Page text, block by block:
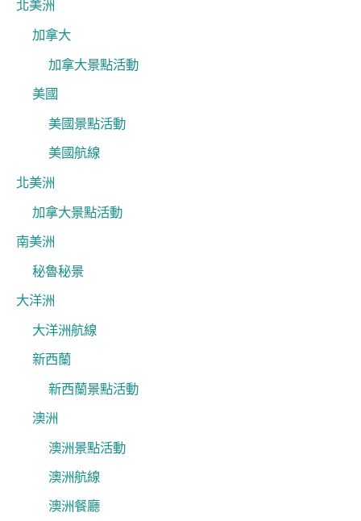
北美洲
加拿大
加拿大景點活動
美國
美國景點活動
美國航線
北美洲
加拿大景點活動
南美洲
秘魯秘景
大洋洲
大洋洲航線
新西蘭
新西蘭景點活動
澳洲
澳洲景點活動
澳洲航線
澳洲餐廳